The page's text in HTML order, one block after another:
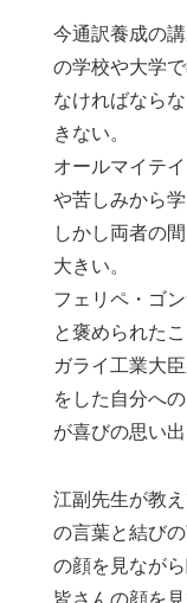
今通訳養成の
の学校や大学
なければなら
きない。
オールマイテ
や苦しみから
しかし両者の
大きい。
フェリペ・ゴ
と褒められた
ガライ工業大
をした自分へ
が喜びの思い
江副先生が教
の言葉と結び
の顔を見なが
皆さんの顔を